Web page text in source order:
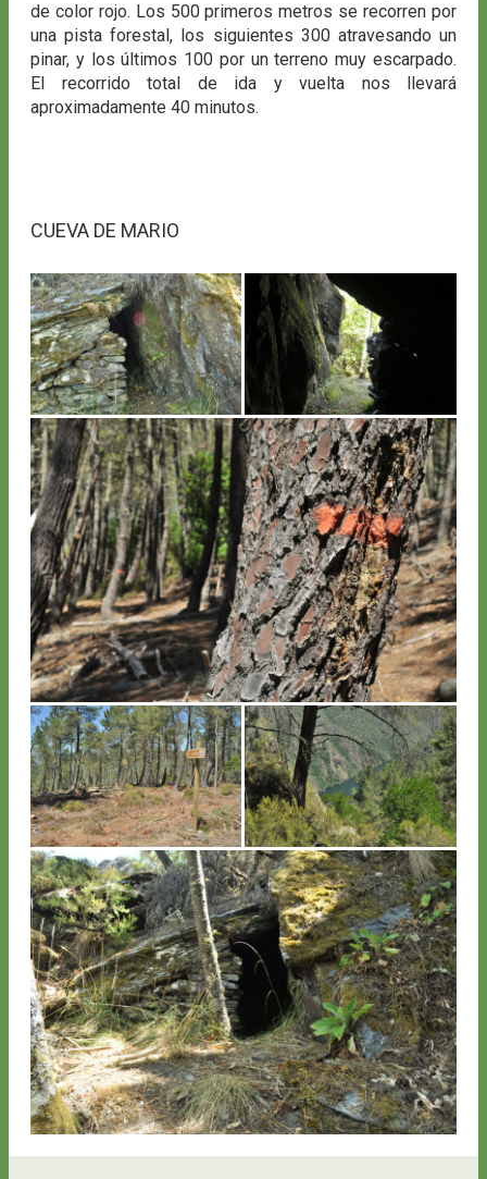
de color rojo. Los 500 primeros metros se recorren por
una pista forestal, los siguientes 300 atravesando un
pinar, y los últimos 100 por un terreno muy escarpado.
El recorrido total de ida y vuelta nos llevará
aproximadamente 40 minutos.
CUEVA DE MARIO